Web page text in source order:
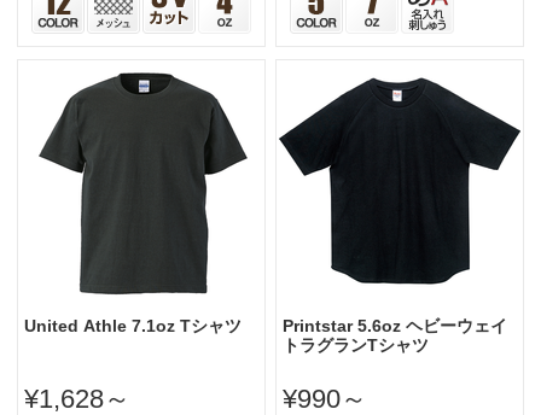
United Athle 7.1oz Tシャツ
¥1,628～
Printstar 5.6oz ヘビーウェイ
トラグランTシャツ
¥990～